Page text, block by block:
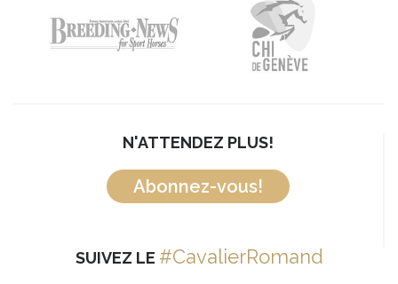
N'ATTENDEZ PLUS!
Abonnez-vous!
SUIVEZ LE #CavalierRomand